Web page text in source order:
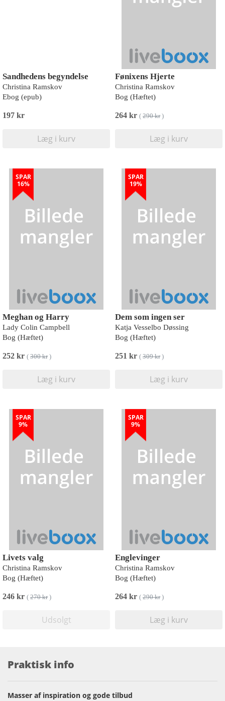
Sandhedens begyndelse
Christina Ramskov
Ebog (epub)
197 kr
Læg i kurv
Fønixens Hjerte
Christina Ramskov
Bog (Hæftet)
264 kr ( 290 kr)
Læg i kurv
SPAR
16%
Meghan og Harry
Lady Colin Campbell
Bog (Hæftet)
252 kr ( 300 kr)
Læg i kurv
SPAR
19%
Dem som ingen ser
Katja Vesselbo Døssing
Bog (Hæftet)
251 kr ( 309 kr)
Læg i kurv
SPAR
9%
Livets valg
Christina Ramskov
Bog (Hæftet)
246 kr ( 270 kr)
Udsolgt
SPAR
9%
Englevinger
Christina Ramskov
Bog (Hæftet)
264 kr ( 290 kr)
Læg i kurv
Praktisk info
Masser af inspiration og gode tilbud